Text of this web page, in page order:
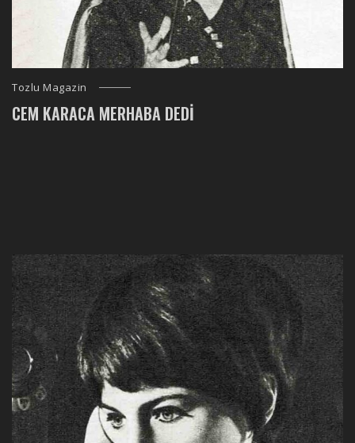
Tozlu Magazin
CEM KARACA MERHABA DEDI